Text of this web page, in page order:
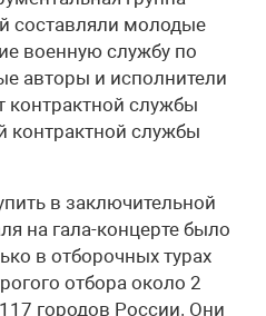
составляли молодые
военную службу по
авторы и исполнители
службы
контрактной службы
в заключительной
на гала-концерте было
в отборочных турах
отбора около 2
городов России. Они